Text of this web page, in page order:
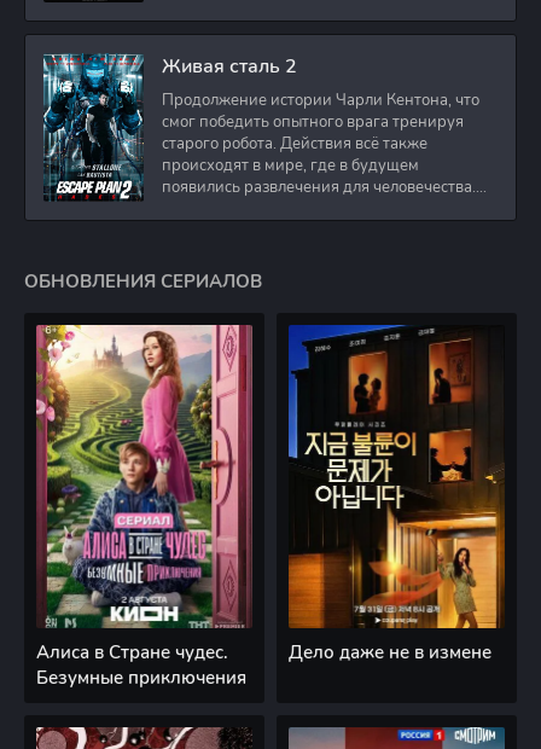
Живая сталь 2
Продолжение истории Чарли Кентона, что
смог победить опытного врага тренируя
старого робота. Действия всё также
происходят в мире, где в будущем
появились развлечения для человечества.
ОБНОВЛЕНИЯ СЕРИАЛОВ
Алиса в Стране чудес.
Безумные приключения
Дело даже не в измене